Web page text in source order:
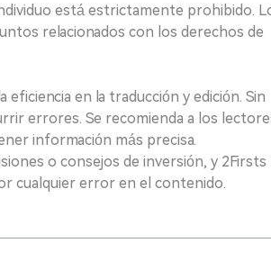
está estrictamente prohibido.
relacionados con los derechos de
en la traducción y edición. Sin
errores. Se recomienda a los
información más precisa.
o consejos de inversión, y 2Firsts
cualquier error en el contenido.